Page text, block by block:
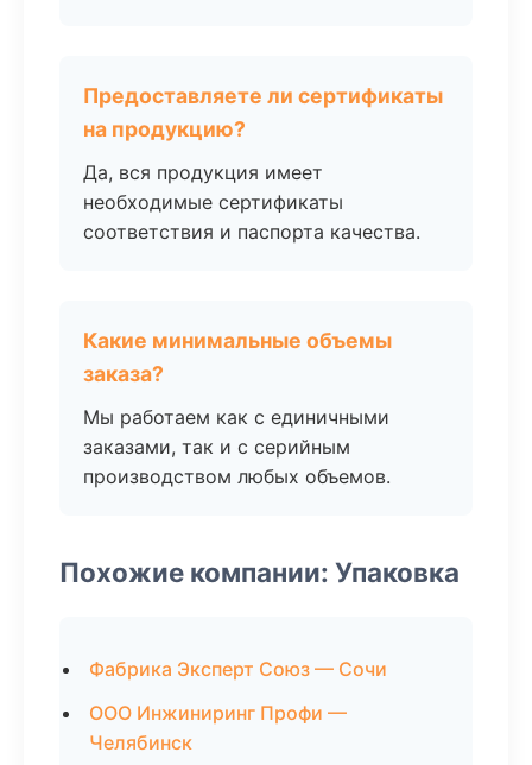
Предоставляете ли сертификаты
на продукцию?
Да, вся продукция имеет
необходимые сертификаты
соответствия и паспорта качества.
Какие минимальные объемы
заказа?
Мы работаем как с единичными
заказами, так и с серийным
производством любых объемов.
Похожие компании: Упаковка
Фабрика Эксперт Союз — Сочи
ООО Инжиниринг Профи —
Челябинск